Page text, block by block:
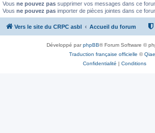
Vous ne pouvez pas supprimer vos messages dans ce
Vous ne pouvez pas importer de pièces jointes dans ce
Vers le site du CRPC asbl Accueil du forum
Développé parphpBB® Forum Software ©
Traduction française officielle ©
Confidentialité | Conditions